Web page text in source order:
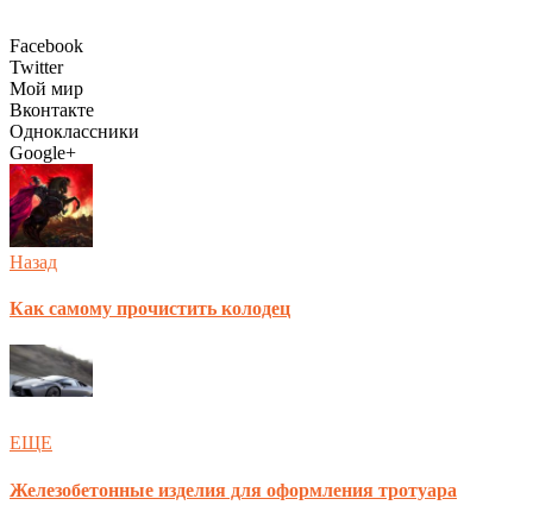
Facebook
Twitter
Мой мир
Вконтакте
Одноклассники
Google+
Назад
Как самому прочистить колодец
ЕЩЕ
Железобетонные изделия для оформления тротуара